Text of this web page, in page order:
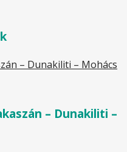
– Dunakiliti –